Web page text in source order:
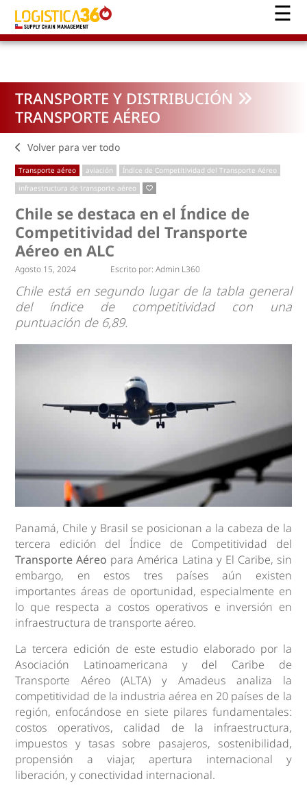
TRANSPORTE Y DISTRIBUCIÓN
TRANSPORTE AÉREO
Volver para ver todo
Transporte aéreo aviación
Índice de Competitividad del Transporte Aéreo
infraestructura de transporte aéreo
Chile se destaca en el Índice de
Competitividad del Transporte
Aéreo en ALC
Agosto 15, 2024 Escrito por: Admin L360
Chile está en segundo lugar de la tabla general
del índice de competitividad con una
puntuación de 6,89.
Panamá, Chile y Brasil se posicionan a la cabeza de la
tercera edición del Índice de Competitividad del
Transporte Aéreo para América Latina y El Caribe, sin
embargo, en estos tres países aún existen
importantes áreas de oportunidad, especialmente en
lo que respecta a costos operativos e inversión en
infraestructura de transporte aéreo.
La tercera edición de este estudio elaborado por la
Asociación Latinoamericana y del Caribe de
Transporte Aéreo (ALTA) y Amadeus analiza la
competitividad de la industria aérea en 20 países de la
región, enfocándose en siete pilares fundamentales:
costos operativos, calidad de la infraestructura,
impuestos y tasas sobre pasajeros, sostenibilidad,
propensión a viajar, apertura internacional y
liberación, y conectividad internacional.